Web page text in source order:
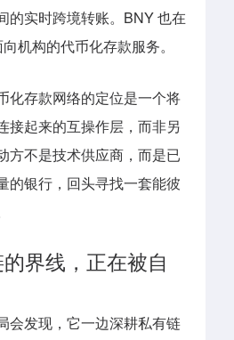
的实时跨境转账。BNY 也在
机构的代币化存款服务。
化存款网络的定位是一个将
接起来的互操作层，而非另
方不是技术供应商，而是已
的银行，回头寻找一套能彼
界线，正在被自
会发现，它一边深耕私有链